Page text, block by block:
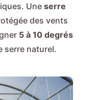
Une serre
des vents
5 à 10 degrés
serre naturel.